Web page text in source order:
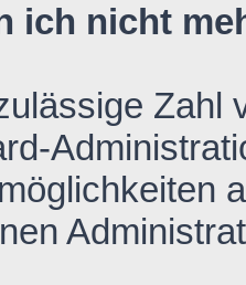
ich nicht
Zahl